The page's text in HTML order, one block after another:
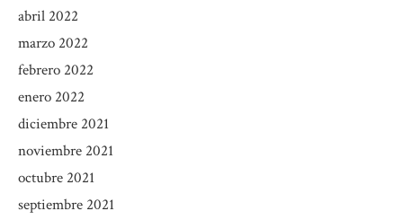
abril 2022
marzo 2022
febrero 2022
enero 2022
diciembre 2021
noviembre 2021
octubre 2021
septiembre 2021